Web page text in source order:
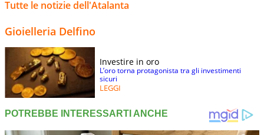
Tutte le notizie dell'Atalanta
Gioielleria Delfino
Investire in oro
L’oro torna protagonista tra gli investimenti
sicuri
LEGGI